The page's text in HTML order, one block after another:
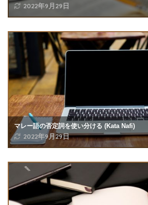
2022年9月29日
マレー語の否定詞を使い分ける (Kata Nafi)
2022年9月29日